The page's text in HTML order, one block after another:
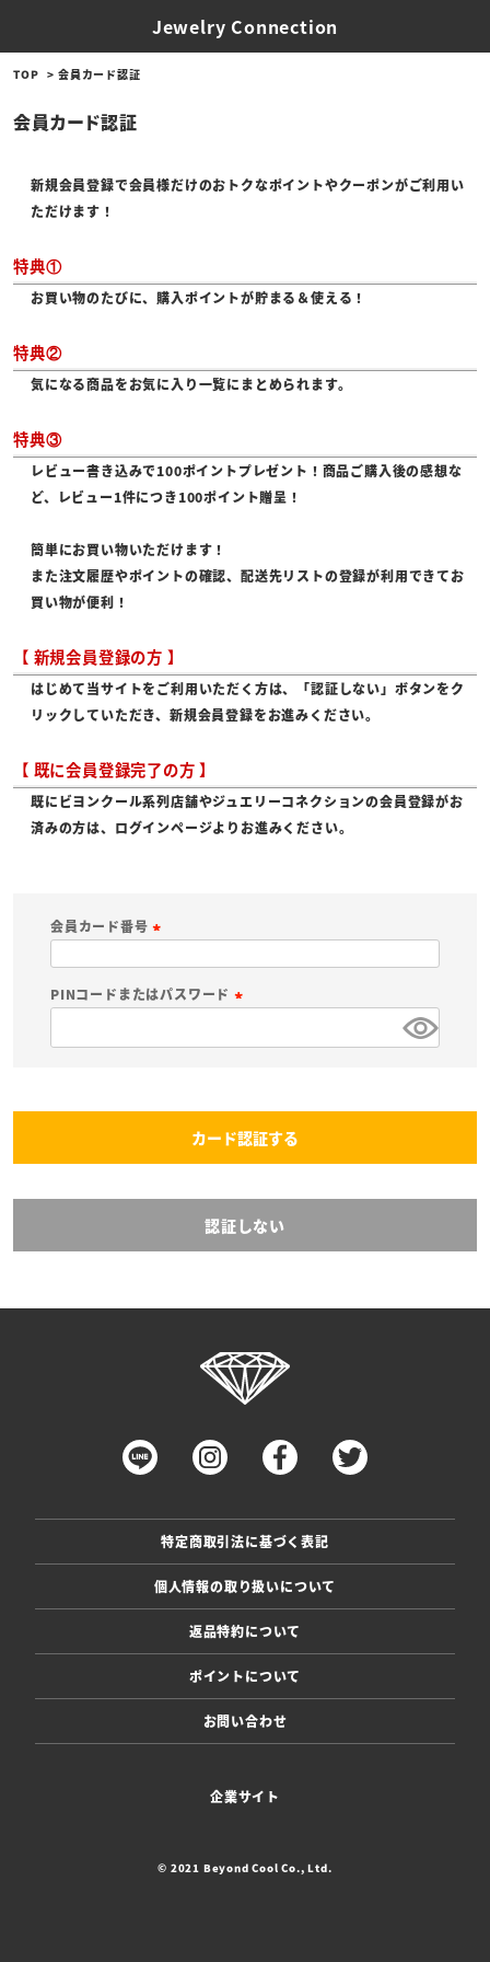
Jewelry Connection
TOP 会員カード認証
会員カード認証
新規会員登録で会員様だけのおトクなポイントやクーポンがご利用い
ただけます！
特典①
お買い物のたびに、購入ポイントが貯まる＆使える！
特典②
気になる商品をお気に入り一覧にまとめられます。
特典③
レビュー書き込みで100ポイントプレゼント！商品ご購入後の感想な
ど、レビュー1件につき100ポイント贈呈！
簡単にお買い物いただけます！
また注文履歴やポイントの確認、配送先リストの登録が利用できてお
買い物が便利！
【 新規会員登録の方 】
はじめて当サイトをご利用いただく方は、「認証しない」ボタンをク
リックしていただき、新規会員登録をお進みください。
【 既に会員登録完了の方 】
既にビヨンクール系列店舗やジュエリーコネクションの会員登録がお
済みの方は、ログインページよりお進みください。
会員カード番号
必
須
PINコードまたはパスワード
)
カード認証する
認証しない
特定商取引法に基づく表記
個人情報の取り扱いについて
返品特約について
ポイントについて
お問い合わせ
企業サイト
© 2021 Beyond Cool Co., Ltd.